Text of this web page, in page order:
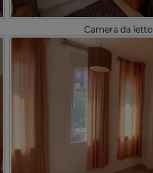
Camera da letto